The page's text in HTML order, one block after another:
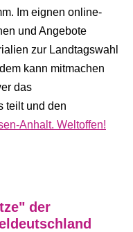
Im eignen online-
und Angebote
zur Landtagswahl
kann mitmachen
das
teilt und den
Anhalt. Weltoffen!
der